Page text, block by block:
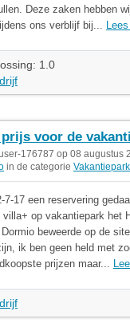
Deze zaken hebben
ons verblijf bij...
1.0
prijs voor de
176787 op 08 augustus
in de categorie
7-17 een reservering
villa+ op vakantiepark het
beweerde op de
ik ben geen held met
prijzen maar...